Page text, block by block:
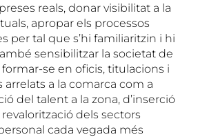
reals, donar visibilitat a la
apropar els processos
per tal que s’hi familiaritzin i hi
sensibilitzar la societat de
se en oficis, titulacions i
a la comarca com a
del talent a la zona, d’inserció
dels sectors
cada vegada més